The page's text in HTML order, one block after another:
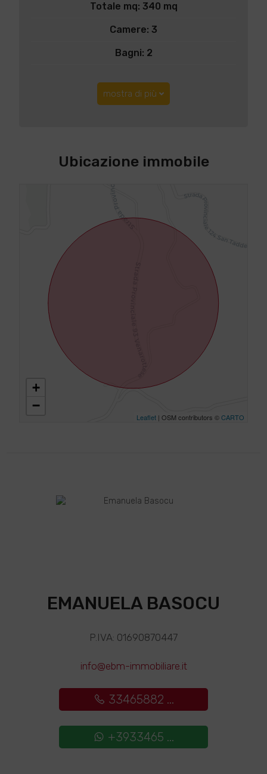
Totale mq: 340 mq
Camere: 3
Bagni: 2
mostra di più
Ubicazione immobile
+
−
Leaflet| OSM contributors ©CARTO
EMANUELA BASOCU
P.IVA: 01690870447
info@ebm-immobiliare.it
33465882 ...
+3933465 ...